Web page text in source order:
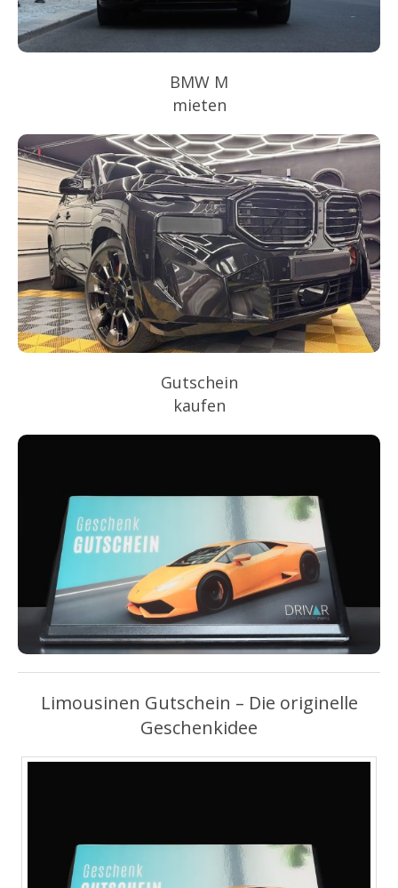
BMW M
mieten
Gutschein
kaufen
Limousinen Gutschein – Die originelle
Geschenkidee